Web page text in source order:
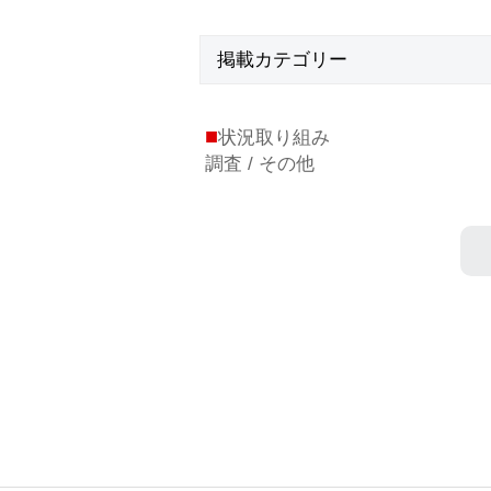
掲載カテゴリー
■状況取り組み
調査 / その他